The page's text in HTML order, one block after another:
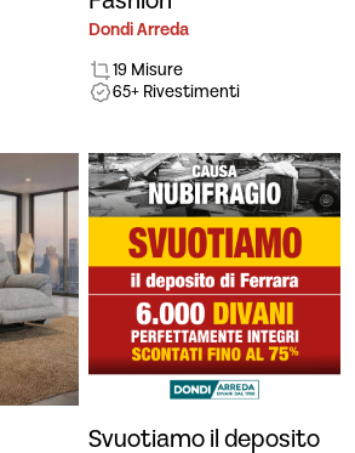
Dondi Arreda
19 Misure
65+ Rivestimenti
Svuotiamo il deposito